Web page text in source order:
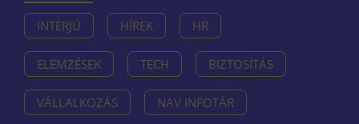
INTERJÚ HÍREK HR
ELEMZÉSEK TECH BIZTOSÍTÁS
VÁLLALKOZÁS NAV INFOTÁR